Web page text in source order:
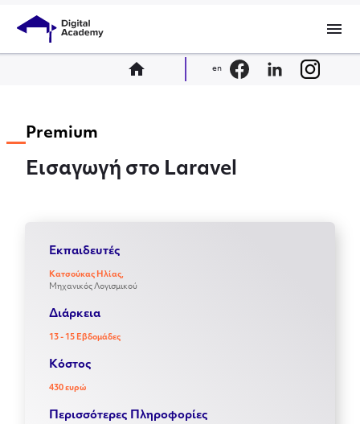
menu
home en
Premium
Εισαγωγή στο Laravel
Εκπαιδευτές
Κατσούκας Ηλίας,
Μηχανικός Λογισμικού
Διάρκεια
13 - 15 Εβδομάδες
Kόστος
430 ευρώ
Περισσότερες Πληροφορίες